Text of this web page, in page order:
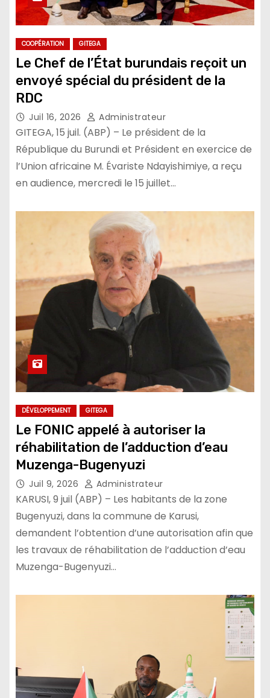
COOPÉRATION GITEGA
Le Chef de l’État burundais reçoit un
envoyé spécial du président de la
RDC
Juil 16, 2026 Administrateur
GITEGA, 15 juil. (ABP) – Le président de la
République du Burundi et Président en exercice de
l’Union africaine M. Évariste Ndayishimiye, a reçu
en audience, mercredi le 15 juillet…
DÉVELOPPEMENT GITEGA
Le FONIC appelé à autoriser la
réhabilitation de l’adduction d’eau
Muzenga-Bugenyuzi
Juil 9, 2026 Administrateur
KARUSI, 9 juil (ABP) – Les habitants de la zone
Bugenyuzi, dans la commune de Karusi,
demandent l’obtention d’une autorisation afin que
les travaux de réhabilitation de l’adduction d’eau
Muzenga-Bugenyuzi…